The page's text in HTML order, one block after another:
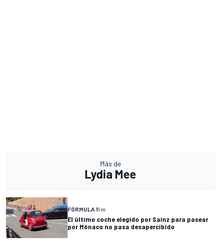
Más de
Lydia Mee
FÓRMULA 11 m
El último coche elegido por Sainz para pasear
por Mónaco no pasa desapercibido